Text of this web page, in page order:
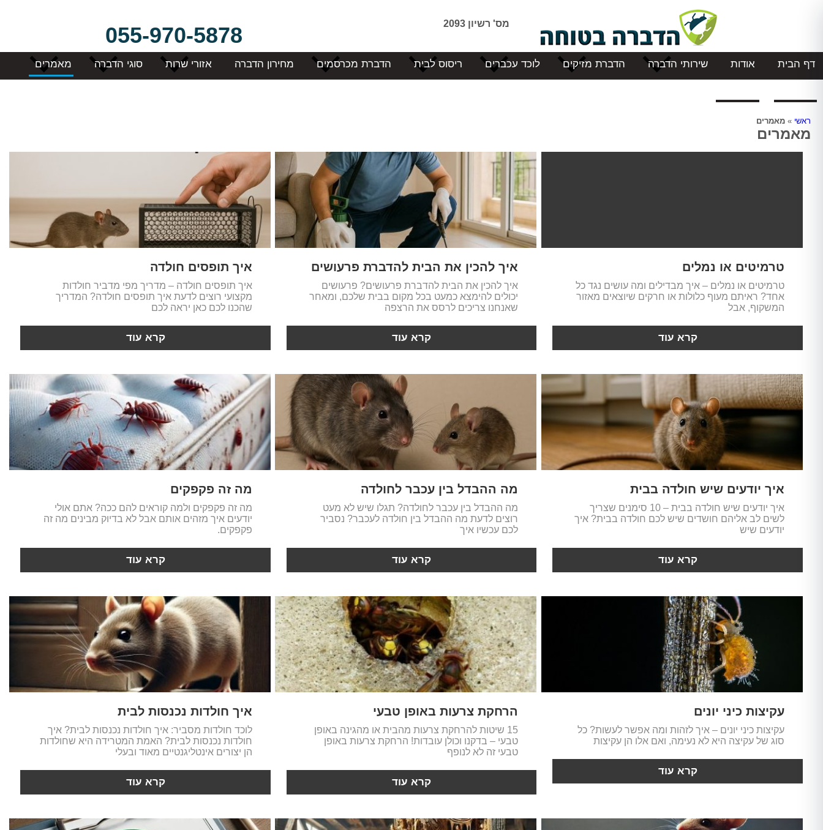
מס' רשיון 2093 055-970-5878
דף הבית אודות שירותי הדברה הדברת מזיקים לוכד עכברים ריסוס לבית הדברת מכרסמים מחירון הדברה אזורי שרות סוגי הדברה מאמרים
ראשי » מאמרים
מאמרים
טרמיטים או נמלים
טרמיטים או נמלים – איך מבדילים ומה עושים נגד כל
אחד? ראיתם מעוף כלולות או חרקים שיוצאים מאזור
המשקוף, אבל
קרא עוד
איך להכין את הבית להדברת פרעושים
איך להכין את הבית להדברת פרעושים? פרעושים
יכולים להימצא כמעט בכל מקום בבית שלכם, ומאחר
שאנחנו צריכים לרסס את הרצפה
קרא עוד
איך תופסים חולדה
איך תופסים חולדה – מדריך מפי מדביר חולדות
מקצועי רוצים לדעת איך תופסים חולדה? המדריך
שהכנו לכם כאן יראה לכם
קרא עוד
איך יודעים שיש חולדה בבית
איך יודעים שיש חולדה בבית – 10 סימנים שצריך
לשים לב אליהם חושדים שיש לכם חולדה בבית? איך
יודעים שיש
קרא עוד
מה ההבדל בין עכבר לחולדה
מה ההבדל בין עכבר לחולדה? תגלו שיש לא מעט
רוצים לדעת מה ההבדל בין חולדה לעכבר? נסביר
לכם עכשיו איך
קרא עוד
מה זה פקפקים
מה זה פקפקים ולמה קוראים להם ככה? אתם אולי
יודעים איך מזהים אותם אבל לא בדיוק מבינים מה זה
פקפקים.
קרא עוד
עקיצות כיני יונים
עקיצות כיני יונים – איך לזהות ומה אפשר לעשות? כל
סוג של עקיצה היא לא נעימה, ואם אלו הן עקיצות
קרא עוד
הרחקת צרעות באופן טבעי
15 שיטות להרחקת צרעות מהבית או מהגינה באופן
טבעי – בדקנו וכולן עובדות! הרחקת צרעות באופן
טבעי זה לא לנופף
קרא עוד
איך חולדות נכנסות לבית
לוכד חולדות מסביר: איך חולדות נכנסות לבית? איך
חולדות נכנסות לבית? האמת המטרידה היא שחולדות
הן יצורים אינטליגנטיים מאוד ובעלי
קרא עוד